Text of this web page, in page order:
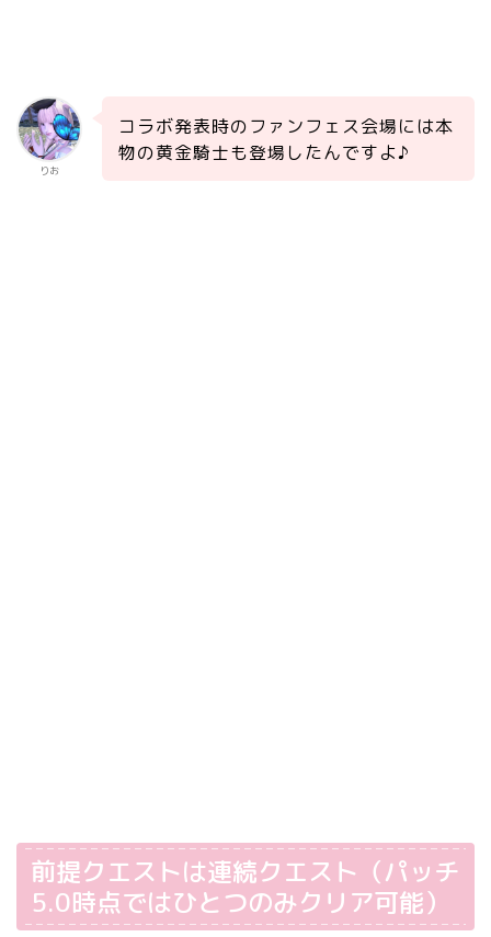
りお
コラボ発表時のファンフェス会場には本
物の黄金騎士も登場したんですよ♪
前提クエストは連続クエスト（パッチ
5.0時点ではひとつのみクリア可能）